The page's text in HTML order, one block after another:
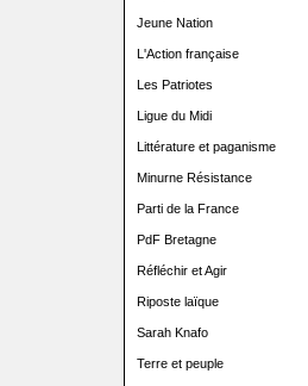
Jeune Nation
L'Action française
Les Patriotes
Ligue du Midi
Littérature et paganisme
Minurne Résistance
Parti de la France
PdF Bretagne
Réfléchir et Agir
Riposte laïque
Sarah Knafo
Terre et peuple